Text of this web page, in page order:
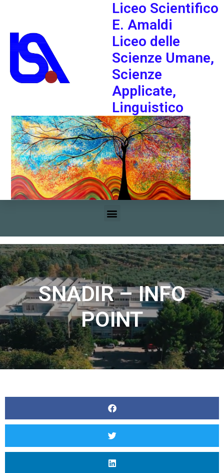
Liceo Scientifico
E. Amaldi
Liceo delle
Scienze Umane,
Scienze
Applicate,
Linguistico
Home»SNADIR – INFO POINT
SNADIR – INFO
POINT